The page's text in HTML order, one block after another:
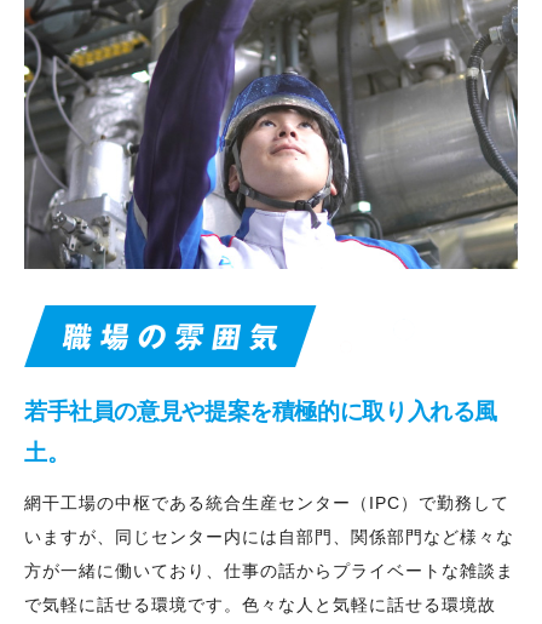
若手社員の意見や提案を積極的に取り入れる風
土。
網干工場の中枢である統合生産センター（IPC）で勤務して
いますが、同じセンター内には自部門、関係部門など様々な
方が一緒に働いており、仕事の話からプライベートな雑談ま
で気軽に話せる環境です。色々な人と気軽に話せる環境故